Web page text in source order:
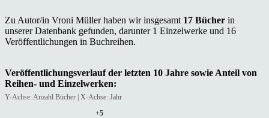
Zu Autor/in Vroni Müller haben wir insgesamt 17 Bücher in
unserer Datenbank gefunden, darunter 1 Einzelwerke und 16
Veröffentlichungen in Buchreihen.
Veröffentlichungsverlauf der letzten 10 Jahre sowie Anteil von
Reihen- und Einzelwerken:
Y-Achse: Anzahl Bücher | X-Achse: Jahr
+5